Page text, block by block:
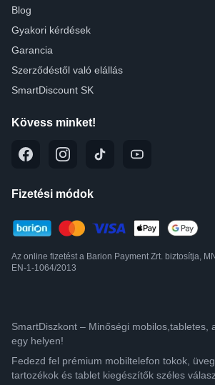
Blog
Gyakori kérdések
Garancia
Szerződéstől való elállás
SmartDiscount SK
Kövess minket!
Fizetési módok
Az online fizetést a Barion Payment Zrt. biztosítja,
EN-1-1064/2013
SmartDiszkont – Minőségi mobilos,tabletes,
egy helyen!
Fedezd fel prémium mobiltelefon tokok,
tartozékok és tablet kiegészítők széles